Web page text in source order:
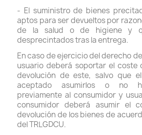
- El suministro de bienes
aptos para ser devueltos por
de la salud o de higiene y
desprecintados tras la entrega.
En caso de ejercicio del derecho
usuario deberá soportar el coste
devolución de este, salvo que
aceptado asumirlos o no
previamente al consumidor y
consumidor deberá asumir el
devolución de los bienes de
del TRLGDCU.